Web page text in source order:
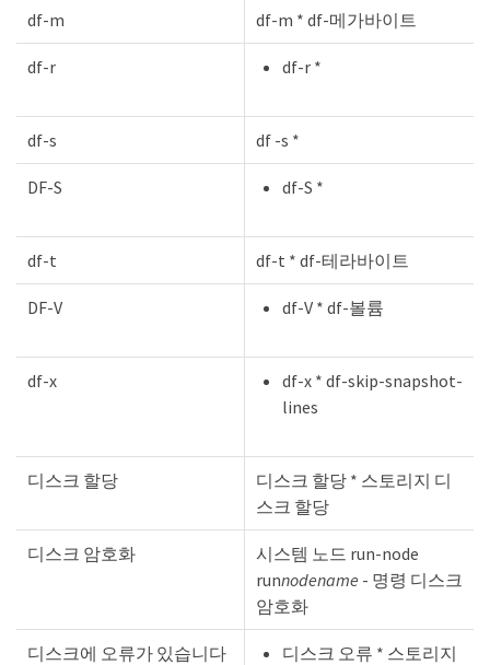
df-m df-m * df-메가바이트
df-r df-r *
df-s df -s *
DF-S df-S *
df-t df-t * df-테라바이트
DF-V df-V * df-볼륨
df-x
df-x * df-skip-snapshot-
lines
디스크 할당
디스크 할당 * 스토리지 디
스크 할당
디스크 암호화
시스템 노드 run-node
runnodename - 명령 디스크
암호화
디스크에 오류가 있습니다
디스크 오류 * 스토리지